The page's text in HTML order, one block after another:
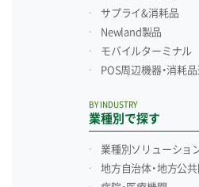
サプライ&消耗品
Newland製品
モバイルターミナル
POS周辺機器・消耗
業種別で探す
BY INDUSTRY
業種別ソリューショ
地方自治体・地方公